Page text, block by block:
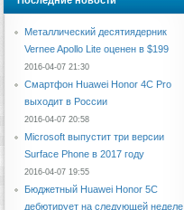
Металлический десятиядерник
Vernee Apollo Lite оценен в $199
2016-04-07 21:30
Смартфон Huawei Honor 4C Pro
выходит в России
2016-04-07 20:58
Microsoft выпустит три версии
Surface Phone в 2017 году
2016-04-07 19:55
Бюджетный Huawei Honor 5C
дебютирует на следующей неделе